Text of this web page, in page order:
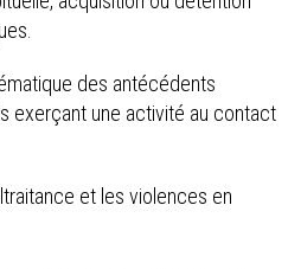
des antécédents
exerçant une activité au contact
et les violences en